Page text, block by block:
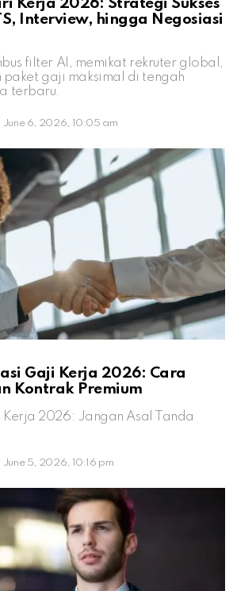
Kerja 2026: Strategi Sukses
Interview, hingga Negosiasi
filter AI, memikat rekruter global,
paket gaji maksimal di tengah
terbaru.
June 6, 2026, 10:05 am
Gaji Kerja 2026: Cara
Kontrak Premium
Kerja 2026: Jangan Asal Tanda
June 5, 2026, 10:16 pm